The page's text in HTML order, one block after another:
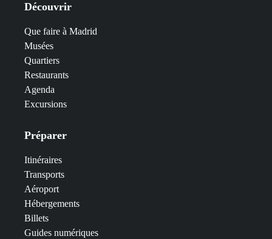
Découvrir
Que faire à Madrid
Musées
Quartiers
Restaurants
Agenda
Excursions
Préparer
Itinéraires
Transports
Aéroport
Hébergements
Billets
Guides numériques